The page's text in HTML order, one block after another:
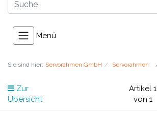
Menü
Sie sind hier: Servorahmen GmbH Servorahmen
Zur
Übersicht
Artikel 1
von 1